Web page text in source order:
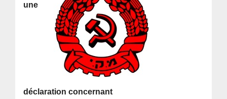
une
déclaration concernant